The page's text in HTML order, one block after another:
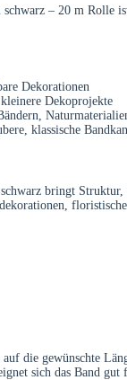
– 20 m Rolle
Dekorationen
Dekoprojekte
klassische
bringt
die gewünschte
sich das Band gut